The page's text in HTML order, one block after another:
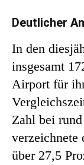
Deutlicher
In den
insgesamt
Airport für
Zahl bei
verzeichnete
über 27,5